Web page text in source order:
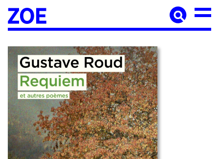
Accueil
À paraître
Catalogue
Auteur·ices
Agenda
Les éditions Zoé
Diffusion
Médiation culturelle